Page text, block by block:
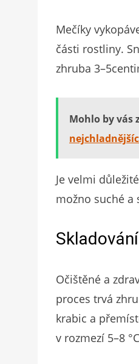
Mečíky
části rostliny.
zhruba
Mohlo by vás
Je velmi
možno suché a
Očištěné a
proces trvá
krabic a
v rozmezí 5–8